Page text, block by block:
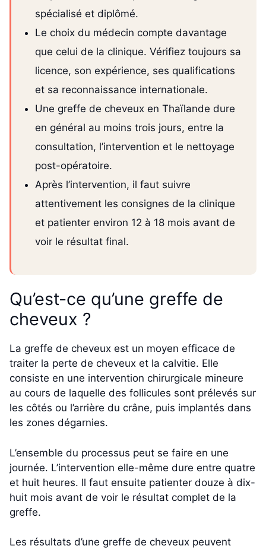
spécialisé et diplômé.
Le choix du médecin compte davantage
que celui de la clinique. Vérifiez toujours sa
licence, son expérience, ses qualifications
et sa reconnaissance internationale.
Une greffe de cheveux en Thaïlande dure
en général au moins trois jours, entre la
consultation, l’intervention et le nettoyage
post-opératoire.
Après l’intervention, il faut suivre
attentivement les consignes de la clinique
et patienter environ 12 à 18 mois avant de
voir le résultat final.
Qu’est-ce qu’une greffe de
cheveux ?
La greffe de cheveux est un moyen efficace de
traiter la perte de cheveux et la calvitie. Elle
consiste en une intervention chirurgicale mineure
au cours de laquelle des follicules sont prélevés sur
les côtés ou l’arrière du crâne, puis implantés dans
les zones dégarnies.
L’ensemble du processus peut se faire en une
journée. L’intervention elle-même dure entre quatre
et huit heures. Il faut ensuite patienter douze à dix-
huit mois avant de voir le résultat complet de la
greffe.
Les résultats d’une greffe de cheveux peuvent